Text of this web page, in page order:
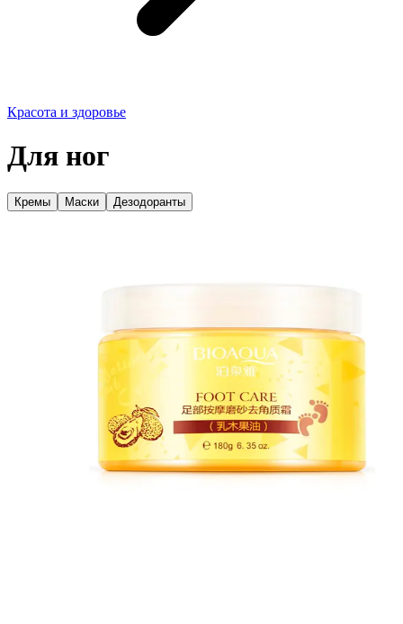
Красота и здоровье
Для ног
Кремы Маски Дезодоранты